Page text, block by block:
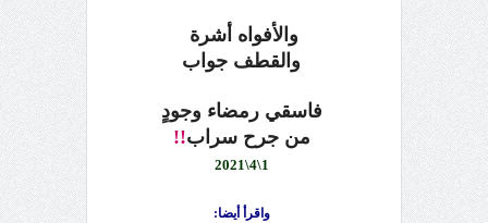
والأفواه أشرة
والقطف جواب
فاسقي رمضاء وجودٍ
من جرح سراب!!
1\4\2021
واقرأ أيضا: